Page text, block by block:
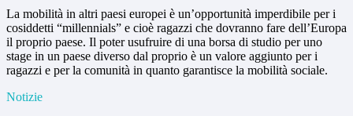
La mobilità in altri paesi europei è un’opportunità imperdibile per i
cosiddetti “millennials” e cioè ragazzi che dovranno fare dell’Europa
il proprio paese. Il poter usufruire di una borsa di studio per uno
stage in un paese diverso dal proprio è un valore aggiunto per i
ragazzi e per la comunità in quanto garantisce la mobilità sociale.
Notizie